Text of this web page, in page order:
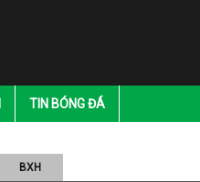
TIN BÓNG ĐÁ
BXH